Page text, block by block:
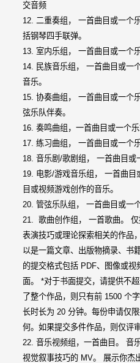
交音频
12. 二重奏组， 一首曲目或一个
括钢琴四手联弹。
13. 室内乐组， 一首曲目或一个
14. 民族音乐组， 一首曲目或一
音乐。
15. 协奏曲组， 一首曲目或一个
弦乐队伴奏。
16. 奏鸣曲组，一首曲目或一个
17. 练习曲组， 一首曲目或一个乐
18. 音乐剧/歌剧组， 一首曲目或
19. 电影/游戏音乐组， 一首曲
目或视频游戏创作的音乐。
20. 管弦乐队组， 一首曲目或一
21. 歌曲创作组， 一首歌曲。 仅
表演技巧或理论探索相关的作品
以是一篇文章、出版物摘录、书
的提交格式包括 PDF、图像或
面。 *对于书面提交，请提供不
了整个作品，则只有前 1500 个
长时长为 20 分钟。每份申请仅
何。如果提交多件作品，则仅评
22. 音乐视频组，一首曲目。 音
视觉叙事技巧的 MV。 展示你杰